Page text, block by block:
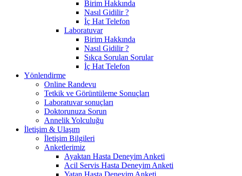
Birim Hakkında
Nasıl Gidilir ?
İç Hat Telefon
Laboratuvar
Birim Hakkında
Nasıl Gidilir ?
Sıkça Sorulan Sorular
İç Hat Telefon
Yönlendirme
Online Randevu
Tetkik ve Görüntüleme Sonuçları
Laboratuvar sonuçları
Doktorunuza Sorun
Annelik Yolculuğu
İletişim & Ulaşım
İletişim Bilgileri
Anketlerimiz
Ayaktan Hasta Deneyim Anketi
Acil Servis Hasta Deneyim Anketi
Yatan Hasta Deneyim Anketi